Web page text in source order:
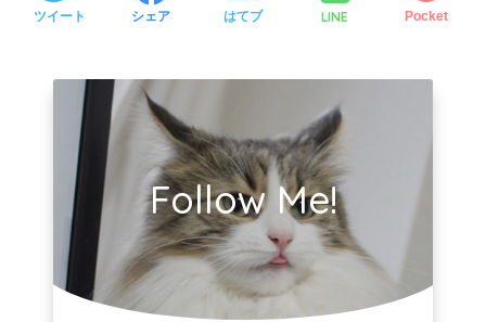
ツイート シェア はてブ LINE Pocket
Follow Me!